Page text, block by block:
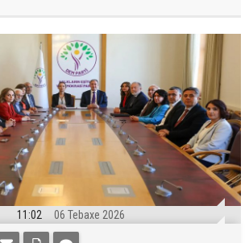
11:02 06 Tebaxe 2026